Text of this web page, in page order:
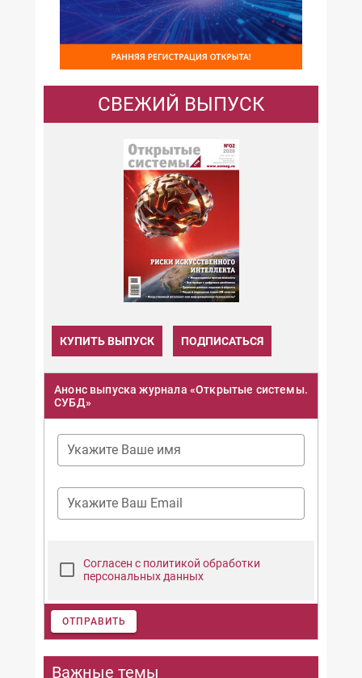
СВЕЖИЙ ВЫПУСК
КУПИТЬ ВЫПУСК ПОДПИСАТЬСЯ
Анонс выпуска журнала «Открытые системы.
СУБД»
Укажите Ваше имя
Укажите Ваш Email
Согласен с политикой обработки
персональных данных
ОТПРАВИТЬ
Важные темы